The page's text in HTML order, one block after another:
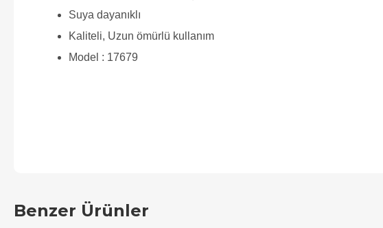
Suya dayanıklı
Kaliteli, Uzun ömürlü kullanım
Model : 17679
Benzer Ürünler